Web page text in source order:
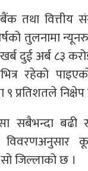
तथा वित्तीय
तुलनामा
दुई अर्ब ८३
रहेको
प्रतिशतले
सबैभन्दा
विवरणअनुसार
जिल्लाको छ ।